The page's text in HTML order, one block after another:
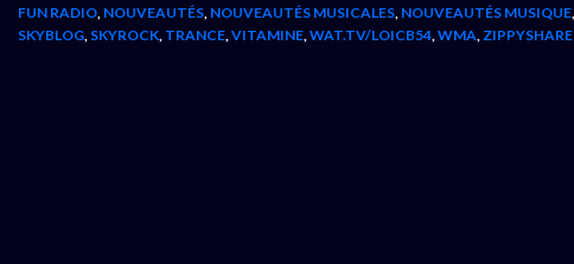
FUN RADIO NOUVEAUTÉS NOUVEAUTÉS MUSICALES NOUVEAUTÉS MUSIQUE
SKYBLOG SKYROCK TRANCE VITAMINE WAT.TV/LOICB54 WMA ZIPPYSHARE